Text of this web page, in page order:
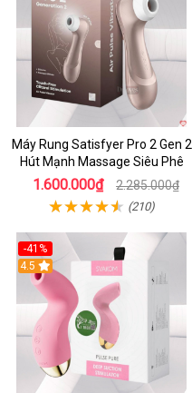
Máy Rung Satisfyer Pro 2 Gen 2
Hút Mạnh Massage Siêu Phê
1.600.000₫ 2.285.000₫
(210)
-41%
4.5